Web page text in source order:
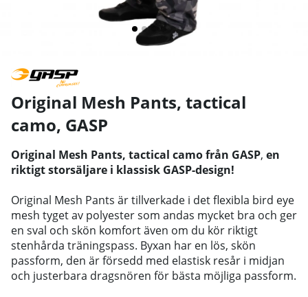
Original Mesh Pants, tactical
camo, GASP
Original Mesh Pants, tactical camo från GASP, en
riktigt storsäljare i klassisk GASP-design!
Original Mesh Pants är tillverkade i det flexibla bird eye
mesh tyget av polyester som andas mycket bra och ger
en sval och skön komfort även om du kör riktigt
stenhårda träningspass. Byxan har en lös, skön
passform, den är försedd med elastisk resår i midjan
och justerbara dragsnören för bästa möjliga passform.